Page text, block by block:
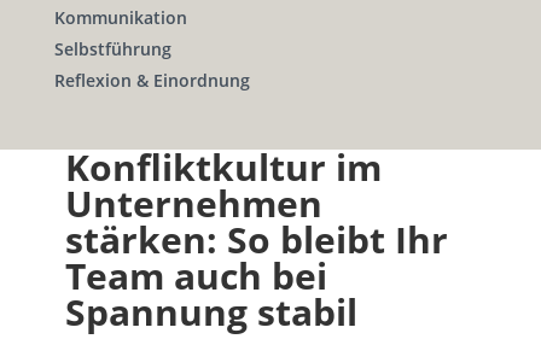
Kommunikation
Selbstführung
Reflexion & Einordnung
Konfliktkultur im
Unternehmen
stärken: So bleibt Ihr
Team auch bei
Spannung stabil